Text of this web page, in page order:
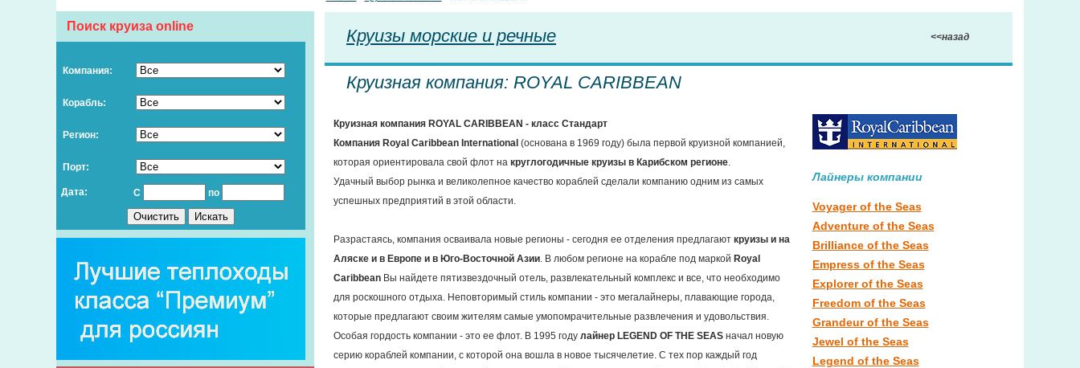
Поиск круиза online
Компания:
Корабль:
Регион:
Порт:
Дата: С по
Круизы морские и речные <<назад
Круизная компания: ROYAL CARIBBEAN
Круизная компания ROYAL CARIBBEAN - класс Стандарт
Компания Royal Caribbean International (основана в 1969 году) была первой круизной компанией,
которая ориентировала свой флот на круглогодичные круизы в Карибском регионе.
Удачный выбор рынка и великолепное качество кораблей сделали компанию одним из самых
успешных предприятий в этой области.
Разрастаясь, компания осваивала новые регионы - сегодня ее отделения предлагают круизы и на
Аляске и в Европе и в Юго-Восточной Азии. В любом регионе на корабле под маркой Royal
CaribbeanВы найдете пятизвездочный отель, развлекательный комплекс и все, что необходимо
для роскошного отдыха. Неповторимый стиль компании - это мегалайнеры, плавающие города,
которые предлагают своим жителям самые умопомрачительные развлечения и удовольствия.
Особая гордость компании - это ее флот. В 1995 году лайнер LEGEND OF THE SEASначал новую
серию кораблей компании, с которой она вошла в новое тысячелетие. С тех пор каждый год
Лайнеры компании
Voyager of the Seas
Adventure of the Seas
Brilliance of the Seas
Empress of the Seas
Explorer of the Seas
Freedom of the Seas
Grandeur of the Seas
Jewel of the Seas
Legend of the Seas